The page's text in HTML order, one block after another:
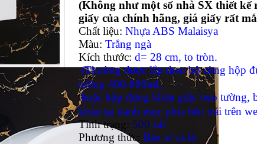
(Không như một số nhà SX thiết kế
giấy của chínhhãng, giá giấy rất
Chất liệu:Nhựa ABS Malaisya
Màu:Trắng ngà
Kích thước: d= 28 cm, to tròn.
(Thường được lắp theo bộ cùng hộp
tường 400-800ml,
hoặc hộp đựng khăn giấy treo tường,
khảo tại danh mục phía bên trái trên
Tình trạng: 500 cái
Phương thức:Bán sỉ và lẻ